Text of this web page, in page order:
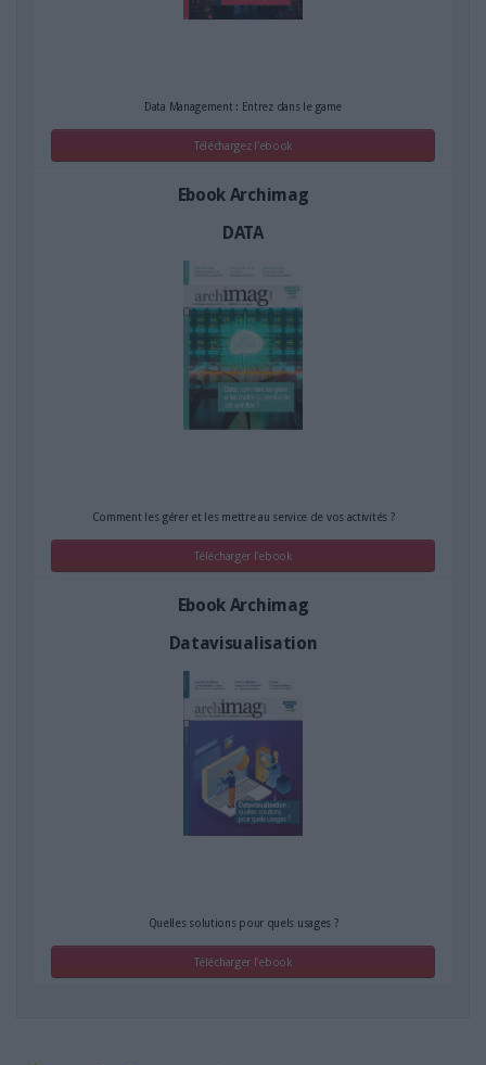
Data Management : Entrez dans le game
Téléchargez l'ebook
Ebook Archimag
DATA
Comment les gérer et les mettre au service de vos activités ?
Télécharger l'ebook
Ebook Archimag
Datavisualisation
Quelles solutions pour quels usages ?
Télécharger l'ebook